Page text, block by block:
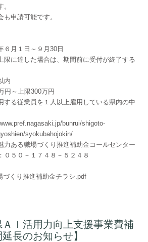
申請可能です。
月１日～９月30日
場合は、期間前に受付が終了する
上限300万円
従業員を１人以上雇用している県内の中
bunrui/shigoto-
syokubahojokin/
る職場づくり推進補助金コールセンター
１７４８－５２４８
づくり推進補助金チラシ.pdf
ＡＩ活用力向上支援事業費補
長のお知らせ】